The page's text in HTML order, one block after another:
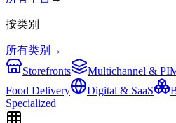
按类别
所有类别 →
Storefronts
Multichannel &
Food Delivery
Digital & SaaS
Specialized